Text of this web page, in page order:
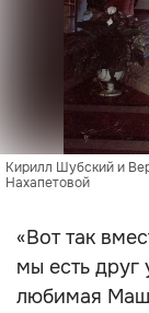
Кирилл Шубский и
Нахапетовой
«Вот так
мы есть
любимая